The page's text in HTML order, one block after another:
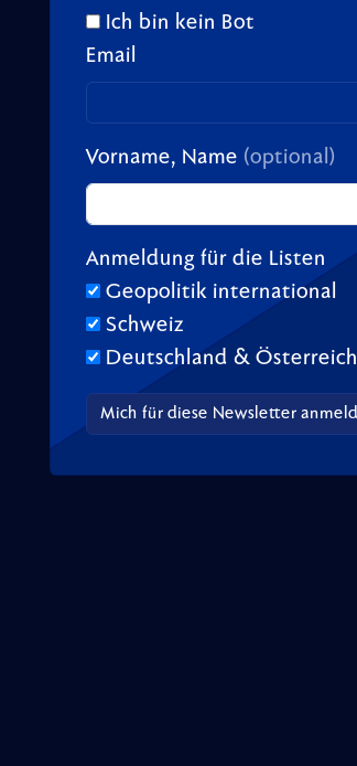
Ich bin kein Bot
Email
Vorname, Name (optional)
Anmeldung für die Listen
Geopolitik international
Schweiz
Deutschland & Österreich